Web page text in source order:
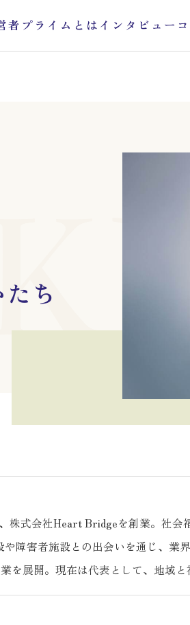
者プライムとは インタビュー
ち
式会社Heart Bridgeを創業。社
障害者施設との出会いを通じ、業
展開。現在は代表として、地域と